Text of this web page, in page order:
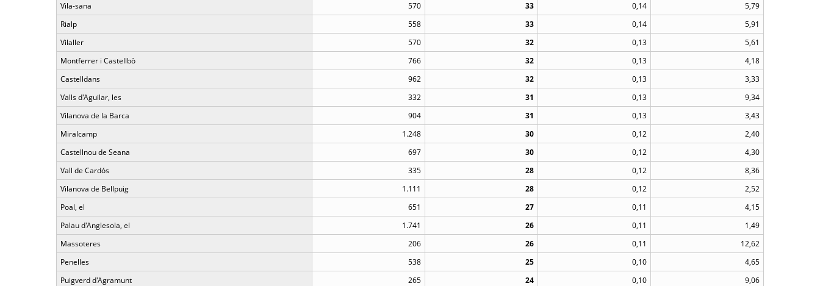
Vila-sana 570 33 0,14
5,79
Rialp
558 33 0,14
5,91
Vilaller
570 32 0,13
5,61
Montferrer i Castellbò
766 32 0,13
4,18
Castelldans
962 32 0,13
3,33
Valls d'Aguilar, les
332 31 0,13
9,34
Vilanova de la Barca
904 31 0,13
3,43
Miralcamp
1.248 30 0,12
2,40
Castellnou de Seana
697 30 0,12
4,30
Vall de Cardós
335 28 0,12
8,36
Vilanova de Bellpuig
1.111 28 0,12
2,52
Poal, el
651 27 0,11
4,15
Palau d'Anglesola, el
1.741 26 0,11
1,49
Massoteres
206 26 0,11
12,62
Penelles
538 25 0,10
4,65
Puigverd d'Agramunt
265 24 0,10
9,06